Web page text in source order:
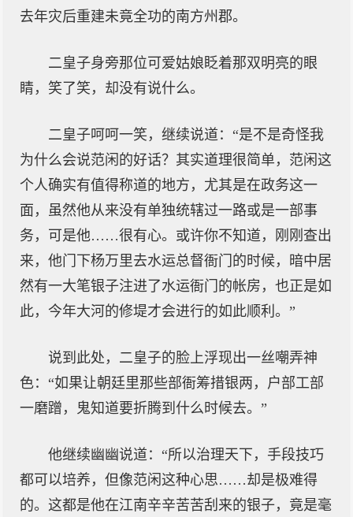
去年灾后重建未竟全功的南方州郡。
二皇子身旁那位可爱姑娘眨着那双明亮的眼
睛，笑了笑，却没有说什么。
二皇子呵呵一笑，继续说道：“是不是奇怪我
为什么会说范闲的好话？其实道理很简单，范闲这
个人确实有值得称道的地方，尤其是在政务这一
面，虽然他从来没有单独统辖过一路或是一部事
务，可是他……很有心。或许你不知道，刚刚查出
来，他门下杨万里去水运总督衙门的时候，暗中居
然有一大笔银子注进了水运衙门的帐房，也正是如
此，今年大河的修堤才会进行的如此顺利。”
说到此处，二皇子的脸上浮现出一丝嘲弄神
色：“如果让朝廷里那些部衙筹措银两，户部工部
一磨蹭，鬼知道要折腾到什么时候去。”
他继续幽幽说道：“所以治理天下，手段技巧
都可以培养，但像范闲这种心思……却是极难得
的。这都是他在江南辛辛苦苦刮来的银子，竟是毫